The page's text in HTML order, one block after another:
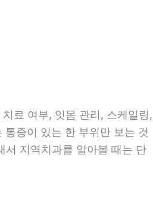
료 여부, 잇몸 관리, 스케일링,
증이 있는 한 부위만 보는 것
서 지역치과를 알아볼 때는 단